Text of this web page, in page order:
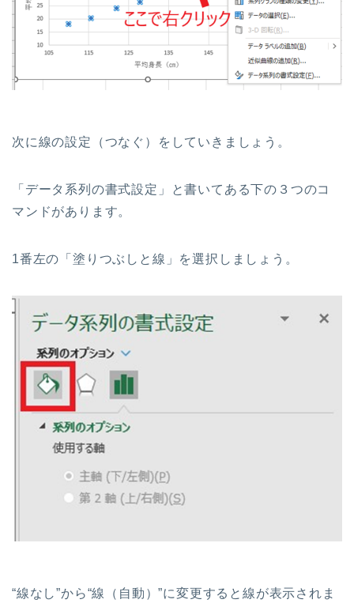
次に線の設定（つなぐ）をしていきましょう。
「データ系列の書式設定」と書いてある下の３つのコ
マンドがあります。
1番左の「塗りつぶしと線」を選択しましょう。
“線なし”から“線（自動）”に変更すると線が表示されま